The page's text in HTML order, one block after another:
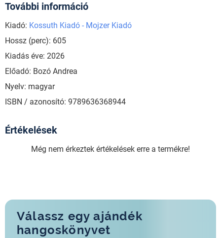
További információ
Kiadó: Kossuth Kiadó - Mojzer Kiadó
Hossz (perc): 605
Kiadás éve: 2026
Előadó: Bozó Andrea
Nyelv: magyar
ISBN / azonosító: 9789636368944
Értékelések
Még nem érkeztek értékelések erre a termékre!
Válassz egy ajándék
hangoskönyvet